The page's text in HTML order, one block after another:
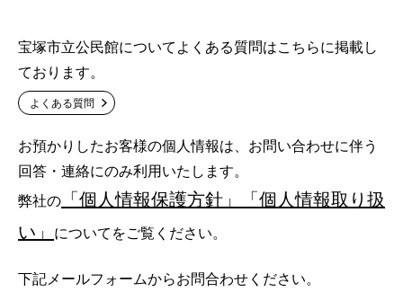
宝塚市立公民館についてよくある質問はこちらに掲載し
ております。
よくある質問
お預かりしたお客様の個人情報は、お問い合わせに伴う
回答・連絡にのみ利用いたします。
弊社の 「個人情報保護方針」「個人情報取り扱
い」 についてをご覧ください。
下記メールフォームからお問合わせください。